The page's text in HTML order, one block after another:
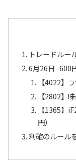
トレードルー
6月26日 -600
【4022】
【2802】
【1365】
円）
利確のルール